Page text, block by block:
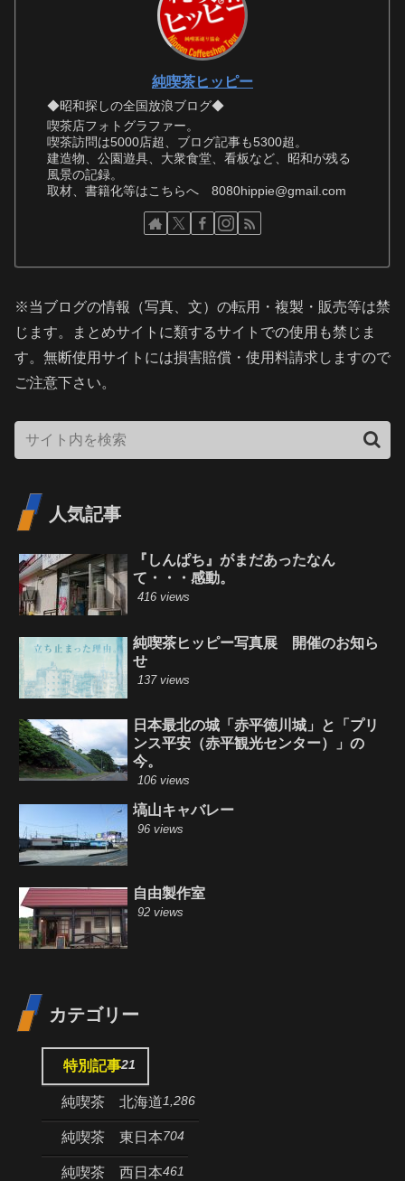
純喫茶ヒッピー
◆昭和探しの全国放浪ブログ◆
喫茶店フォトグラファー。
喫茶訪問は5000店超、ブログ記事も5300超。
建造物、公園遊具、大衆食堂、看板など、昭和が残る
風景の記録。
取材、書籍化等はこちらへ 8080hippie@gmail.com
※当ブログの情報（写真、文）の転用・複製・販売等は禁
じます。まとめサイトに類するサイトでの使用も禁じま
す。無断使用サイトには損害賠償・使用料請求しますので
ご注意下さい。
人気記事
『しんぱち』がまだあったなん
て・・・感動。
416 views
純喫茶ヒッピー写真展 開催のお知ら
せ
137 views
日本最北の城「赤平徳川城」と「プリ
ンス平安（赤平観光センター）」の
今。
106 views
塙山キャバレー
96 views
自由製作室
92 views
カテゴリー
特別記事21
純喫茶 北海道1,286
純喫茶 東日本704
純喫茶 西日本461